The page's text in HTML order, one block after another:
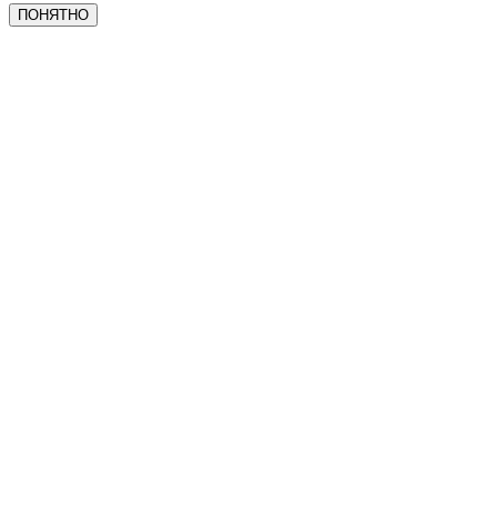
ПОНЯТНО